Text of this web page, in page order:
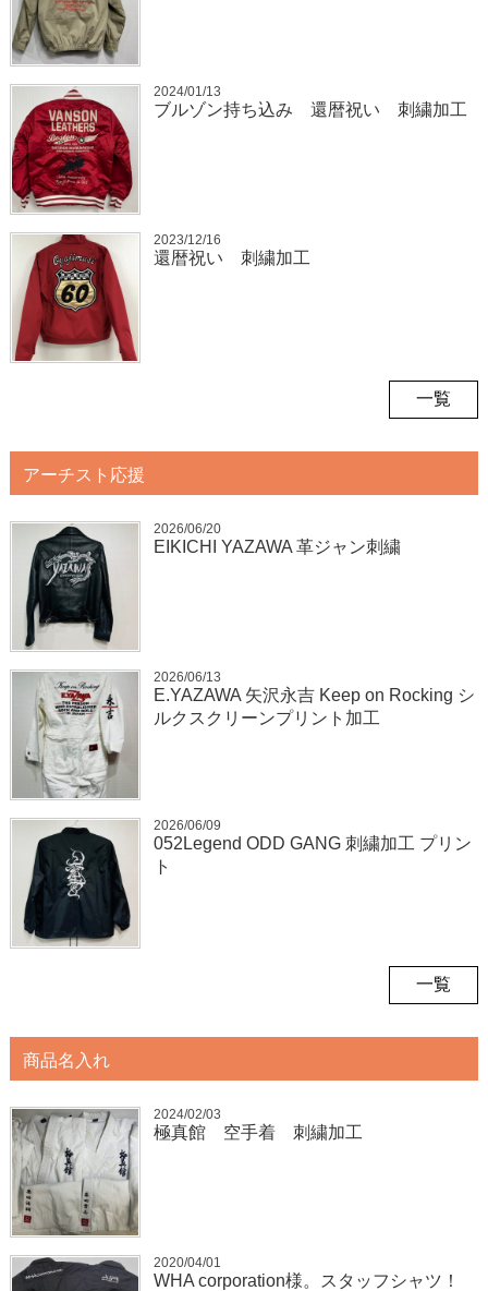
2024/01/13
ブルゾン持ち込み 還暦祝い 刺繍加工
2023/12/16
還暦祝い 刺繍加工
一覧
アーチスト応援
2026/06/20
EIKICHI YAZAWA 革ジャン刺繍
2026/06/13
E.YAZAWA 矢沢永吉 Keep on Rocking シ
ルクスクリーンプリント加工
2026/06/09
052Legend ODD GANG 刺繍加工 プリン
ト
一覧
商品名入れ
2024/02/03
極真館 空手着 刺繍加工
2020/04/01
WHA corporation様。スタッフシャツ！